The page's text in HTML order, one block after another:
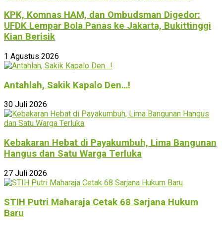
KPK, Komnas HAM, dan Ombudsman Digedor:
UFDK Lempar Bola Panas ke Jakarta, Bukittinggi
Kian Berisik
1 Agustus 2026
Antahlah, Sakik Kapalo Den…!
30 Juli 2026
Kebakaran Hebat di Payakumbuh, Lima Bangunan
Hangus dan Satu Warga Terluka
27 Juli 2026
STIH Putri Maharaja Cetak 68 Sarjana Hukum
Baru